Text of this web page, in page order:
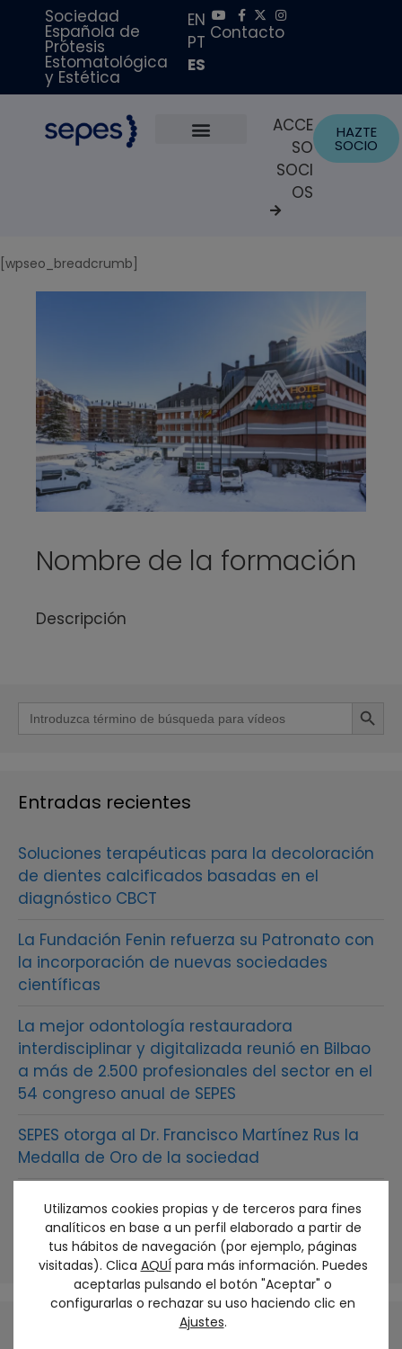
Sociedad
Española de
Prótesis
Estomatológica
y Estética
EN
PT
ES
Contacto
ACCE
SO
SOCI
OS
HAZTE
SOCIO
[wpseo_breadcrumb]
Nombre de la formación
Descripción
Buscar: Botón de
Entradas recientes
Soluciones terapéuticas para la decoloración
de dientes calcificados basadas en el
diagnóstico CBCT
La Fundación Fenin refuerza su Patronato con
la incorporación de nuevas sociedades
científicas
La mejor odontología restauradora
interdisciplinar y digitalizada reunió en Bilbao
a más de 2.500 profesionales del sector en el
54 congreso anual de SEPES
SEPES otorga al Dr. Francisco Martínez Rus la
Medalla de Oro de la sociedad
El futuro de la prótesis sobre implantes debe
ser biológico y personalizado: No tratamos
dientes, sino seres humanos
Utilizamos cookies propias y de terceros para fines
analíticos en base a un perfil elaborado a partir de
tus hábitos de navegación (por ejemplo, páginas
visitadas). Clica AQUÍpara más información. Puedes
aceptarlas pulsando el botón "Aceptar" o
configurarlas o rechazar su uso haciendo clic en
Ajustes.